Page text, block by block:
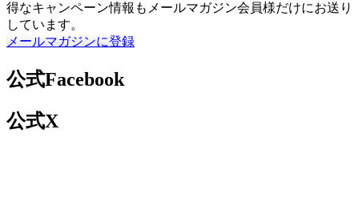
得なキャンペーン情報もメールマガジン会員様だけにお送り
しています。
メールマガジンに登録
公式Facebook
公式X